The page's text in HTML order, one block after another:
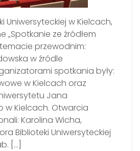
Uniwersyteckiej w Kielcach,
„Spotkanie ze źródłem
przewodnim:
w źródle
spotkania były:
w Kielcach oraz
Jana
w Kielcach. Otwarcia
Karolina Wicha,
Biblioteki Uniwersyteckiej
[…]